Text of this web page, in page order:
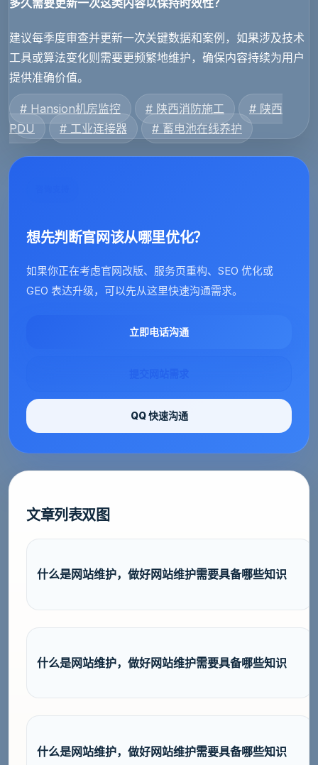
建议每季度审查并更新一次关键数据和案例，如果涉及技术
工具或算法变化则需要更频繁地维护，确保内容持续为用户
提供准确价值。
# Hansion机房监控 # 陕西消防施工
# 陕西
PDU
# 工业连接器 # 蓄电池在线养护
想先判断官网该从哪里优化？
如果你正在考虑官网改版、服务页重构、SEO 优化或
GEO 表达升级，可以先从这里快速沟通需求。
立即电话沟通
QQ 快速沟通
文章列表双图
什么是网站维护，做好网站维护需要具备哪些知识
什么是网站维护，做好网站维护需要具备哪些知识
什么是网站维护，做好网站维护需要具备哪些知识